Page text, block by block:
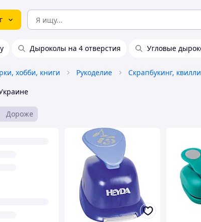
Дыроколы на 4 отверстия Угловые
хобби, книги Рукоделие Скрапбукинг,
Дороже